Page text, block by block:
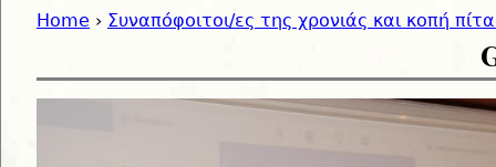
Home › Συναπόφοιτοι/ες της χρονιάς και κοπή